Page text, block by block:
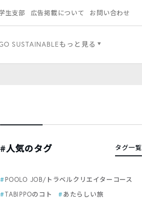
生支部 広告掲載について お問い合わせ
SUSTAINABLEもっと見る
#人気のタグ タグ一覧
POOLO JOB/トラベルクリエイターコース
TABIPPOのコト
あたらしい旅